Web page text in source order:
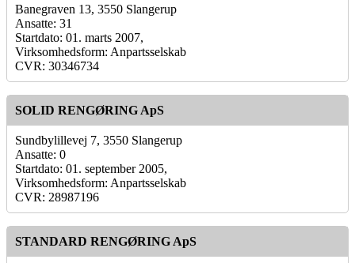
Banegraven 13, 3550 Slangerup
Ansatte: 31
Startdato: 01. marts 2007,
Virksomhedsform: Anpartsselskab
CVR: 30346734
SOLID RENGØRING ApS
Sundbylillevej 7, 3550 Slangerup
Ansatte: 0
Startdato: 01. september 2005,
Virksomhedsform: Anpartsselskab
CVR: 28987196
STANDARD RENGØRING ApS